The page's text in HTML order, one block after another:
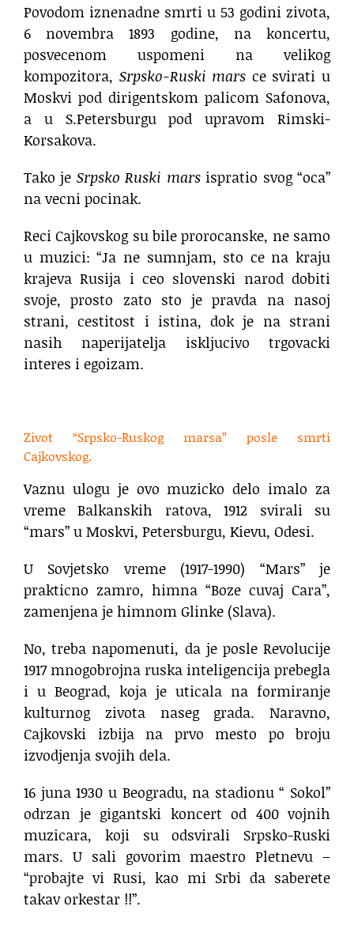
Povodom iznenadne smrti u 53 godini zivota,
6 novembra 1893 godine, na koncertu,
posvecenom uspomeni na velikog
kompozitora, Srpsko-Ruski mars ce svirati u
Moskvi pod dirigentskom palicom Safonova,
a u S.Petersburgu pod upravom Rimski-
Korsakova.
Tako je Srpsko Ruski marsispratio svog “oca”
na vecni pocinak.
Reci Cajkovskog su bile prorocanske, ne samo
u muzici: “Ja ne sumnjam, sto ce na kraju
krajeva Rusija i ceo slovenski narod dobiti
svoje, prosto zato sto je pravda na nasoj
strani, cestitost i istina, dok je na strani
nasih naperijatelja iskljucivo trgovacki
interes i egoizam.
Zivot “Srpsko-Ruskog marsa” posle smrti
Cajkovskog.
Vaznu ulogu je ovo muzicko delo imalo za
vreme Balkanskih ratova, 1912 svirali su
“mars” u Moskvi, Petersburgu, Kievu, Odesi.
U Sovjetsko vreme (1917-1990) “Mars” je
prakticno zamro, himna “Boze cuvaj Cara”,
zamenjena je himnom Glinke (Slava).
No, treba napomenuti, da je posle Revolucije
1917 mnogobrojna ruska inteligencija prebegla
i u Beograd, koja je uticala na formiranje
kulturnog zivota naseg grada. Naravno,
Cajkovski izbija na prvo mesto po broju
izvodjenja svojih dela.
16 juna 1930 u Beogradu, na stadionu “ Sokol”
odrzan je gigantski koncert od 400 vojnih
muzicara, koji su odsvirali Srpsko-Ruski
mars. U sali govorim maestro Pletnevu –
“probajte vi Rusi, kao mi Srbi da saberete
takav orkestar !!”.